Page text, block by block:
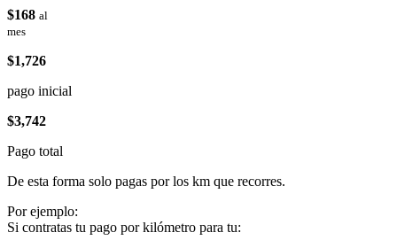
$168 al
mes
$1,726
pago inicial
$3,742
Pago total
De esta forma solo pagas por los km que recorres.
Por ejemplo:
Si contratas tu pago por kilómetro para tu: